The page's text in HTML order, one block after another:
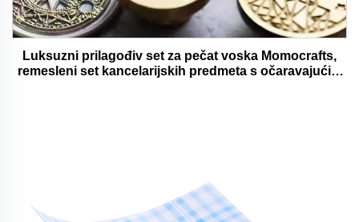
Luksuzni prilagođiv set za pečat voska Momocrafts,
remesleni set kancelarijskih predmeta s očaravajućim